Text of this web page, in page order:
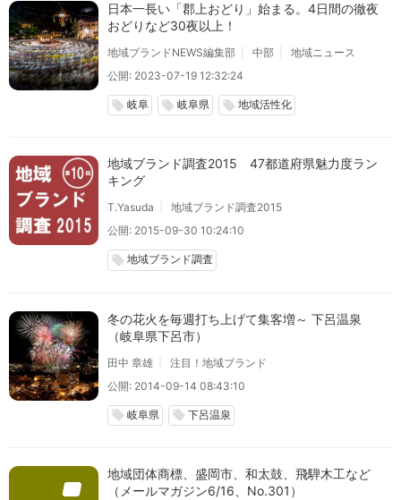
日本一長い「郡上おどり」始まる。4日間の徹夜
おどりなど30夜以上！
地域ブランドNEWS編集部 中部
地域ニュース
公開: 2023-07-19 12:32:24
local_offer 岐阜 local_offer 岐阜県 local_offer 地域活性化
地域ブランド調査2015 47都道府県魅力度ラン
キング
T.Yasuda
地域ブランド調査2015
公開: 2015-09-30 10:24:10
local_offer 地域ブランド調査
冬の花火を毎週打ち上げて集客増～ 下呂温泉
（岐阜県下呂市）
田中 章雄
注目！地域ブランド
公開: 2014-09-14 08:43:10
local_offer 岐阜県 local_offer 下呂温泉
地域団体商標、盛岡市、和太鼓、飛騨木工など
（メールマガジン6/16、No.301）